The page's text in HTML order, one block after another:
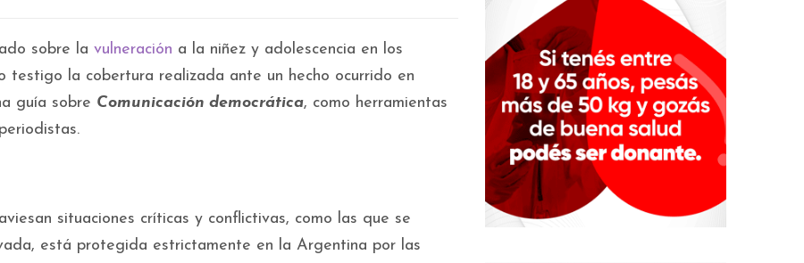
sobre la vulneración a la niñez y adolescencia en los
testigo la cobertura realizada ante un hecho ocurrido en
guía sobre Comunicación democrática, como herramientas
situaciones críticas y conflictivas, como las que se
está protegida estrictamente en la Argentina por las